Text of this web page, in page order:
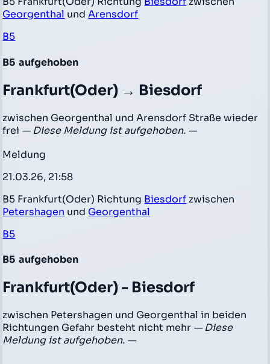
Georgenthal undArensdorf
B5
B5 aufgehoben
Frankfurt(Oder) → Biesdorf
zwischen Georgenthal und Arensdorf Straße wieder
frei — Diese Meldung ist aufgehoben. —
Meldung
21.03.26, 21:58
B5 Frankfurt(Oder) Richtung Biesdorf zwischen
Petershagen und Georgenthal
B5
B5 aufgehoben
Frankfurt(Oder) - Biesdorf
zwischen Petershagen und Georgenthal in beiden
Richtungen Gefahr besteht nicht mehr — Diese
Meldung ist aufgehoben. —